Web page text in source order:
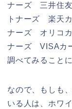
ナーズ 三井住
トナーズ 楽天
ナーズ オリコ
ナーズ VISAカ
調べてみること
なので、もしも
いる人は、ホワ